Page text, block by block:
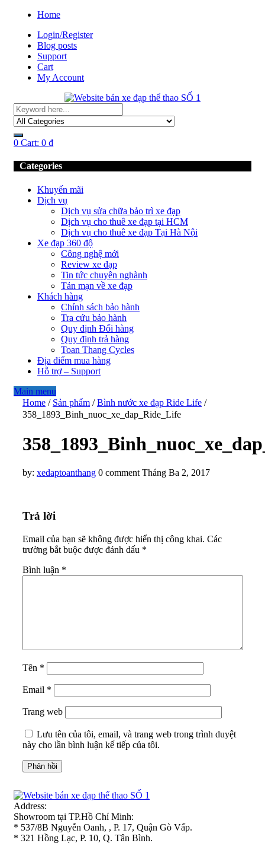
Home
Login/Register
Blog posts
Support
Cart
My Account
0 Cart: 0 ₫
Categories
Khuyến mãi
Dịch vụ
Dịch vụ sửa chữa bảo trì xe đạp
Dịch vụ cho thuê xe đạp tại HCM
Dịch vụ cho thuê xe đạp Tại Hà Nội
Xe đạp 360 độ
Công nghệ mới
Review xe đạp
Tin tức chuyên nghành
Tản mạn về xe đạp
Khách hàng
Chính sách bảo hành
Tra cứu bảo hành
Quy định Đổi hàng
Quy định trả hàng
Toan Thang Cycles
Địa điểm mua hàng
Hỗ trợ – Support
Main menu
Home / Sản phẩm / Bình nước xe đạp Ride Life /
358_1893_Binh_nuoc_xe_dap_Ride_Life
by: xedaptoanthang 0 comment Tháng Ba 2, 2017
Trả lời
Email của bạn sẽ không được hiển thị công khai. Các
trường bắt buộc được đánh dấu *
Bình luận *
Tên *
Email *
Trang web
Lưu tên của tôi, email, và trang web trong trình duyệt
này cho lần bình luận kế tiếp của tôi.
Address:
Showroom tại TP.Hồ Chí Minh:
* 537/8B Nguyễn Oanh, , P. 17, Quận Gò Vấp.
* 321 Hồng Lạc, P. 10, Q. Tân Bình.